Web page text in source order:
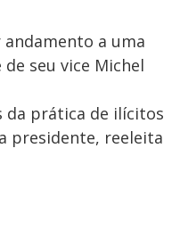
andamento a uma
seu vice Michel
da prática de ilícitos
presidente, reeleita